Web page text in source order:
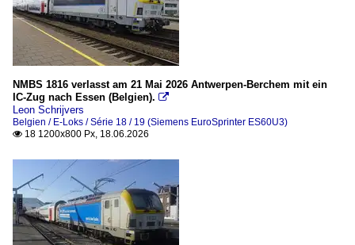
NMBS 1816 verlasst am 21 Mai 2026 Antwerpen-Berchem mit ein
IC-Zug nach Essen (Belgien). 
Leon Schrijvers
Belgien / E-Loks / Série 18 / 19 (Siemens EuroSprinter ES60U3)
 18 1200x800 Px, 18.06.2026